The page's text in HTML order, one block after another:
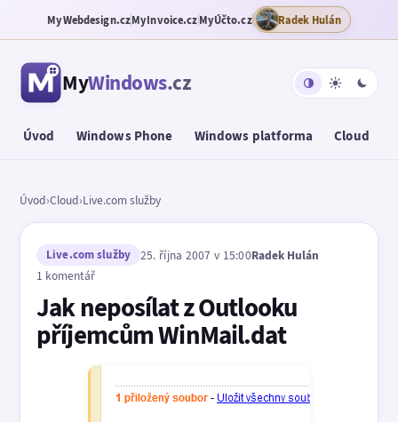
MyWebdesign.czMyInvoice.czMyÚčto.cz Radek Hulán
MyWindows.cz
Úvod Windows Phone Windows platforma Cloud
Úvod›Cloud›Live.com služby
Live.com služby 25. října 2007 v 15:00Radek Hulán
1 komentář
Jak neposílat z Outlooku
příjemcům WinMail.dat